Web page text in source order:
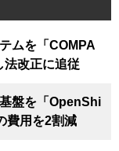
ムを「COMPA
法改正に追従
盤を「OpenShi
費用を2割減